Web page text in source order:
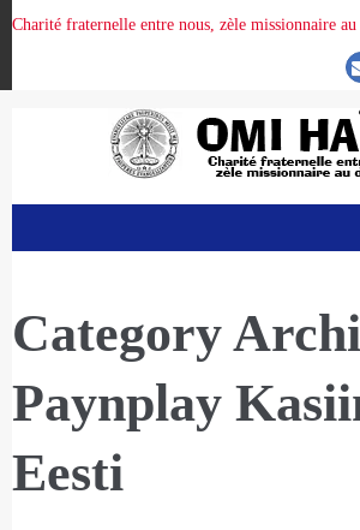
Charité fraternelle entre nous, zèle missionnaire au
ORGANISATION DE LA PROVINCE
PRÉSENCE OMI
CRUNITEHC
Category
Paynplay
Eesti